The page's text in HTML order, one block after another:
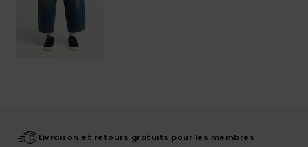
Livraison et retours gratuits pour les membres